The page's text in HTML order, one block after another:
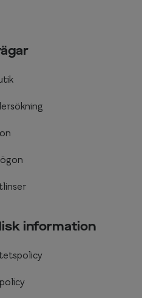
information